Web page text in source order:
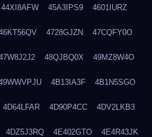
44XI8AFW 45A3IPS9 4601IURZ
4728GJZN 47CQFY0O
48QJBQ0X 49MZ8W4O
4B13IA3F 4B1N5SGO
4D64LFAR 4D90P4CC 4DV2LKB3
4DZ5J3RQ 4E402GTO 4E4R43JK